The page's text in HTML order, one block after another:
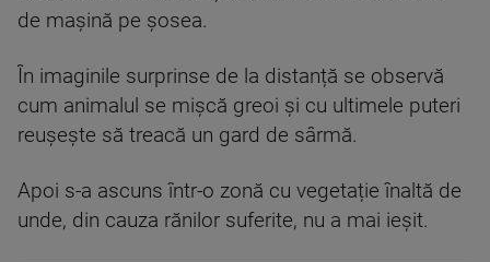
de maşină pe şosea.
În imaginile surprinse de la distanță se observă
cum animalul se mișcă greoi și cu ultimele puteri
reuşeşte să treacă un gard de sârmă.
Apoi s-a ascuns într-o zonă cu vegetație înaltă de
unde, din cauza rănilor suferite, nu a mai ieșit.